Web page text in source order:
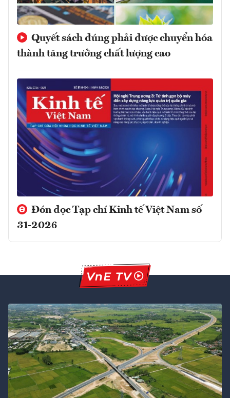
Quyết sách đúng phải được chuyển hóa
thành tăng trưởng chất lượng cao
Đón đọc Tạp chí Kinh tế Việt Nam số
31-2026